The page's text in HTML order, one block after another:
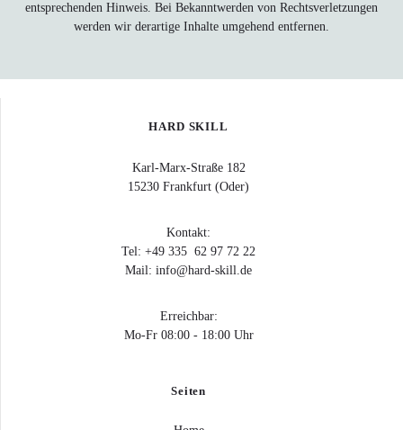
entsprechenden Hinweis. Bei Bekanntwerden von Rechtsverletzungen
werden wir derartige Inhalte umgehend entfernen.
HARD SKILL
Karl-Marx-Straße 182
15230 Frankfurt (Oder)
Kontakt:
Tel: +49 335 62 97 72 22
Mail: info@hard-skill.de
Erreichbar:
Mo-Fr 08:00 - 18:00 Uhr
Seiten